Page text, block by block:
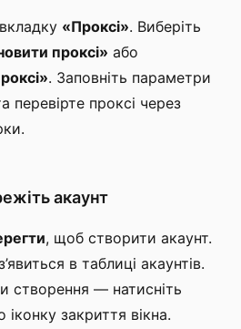
«Проксі». Виберіть
проксі» або
. Заповніть параметри
перевірте проксі через
акаунт
, щоб створити акаунт.
в таблиці акаунтів.
створення — натисніть
іконку закриття вікна.